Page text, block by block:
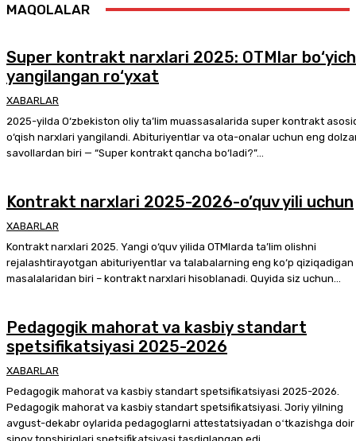
MAQOLALAR
Super kontrakt narxlari 2025: OTMlar
yangilangan ro‘yxat
XABARLAR
2025-yilda O‘zbekiston oliy ta’lim muassasalarida super kontrakt
o‘qish narxlari yangilandi. Abituriyentlar va ota-onalar uchun eng
savollardan biri — “Super kontrakt qancha bo‘ladi?”...
Kontrakt narxlari 2025-2026-o’quv yili uchun
XABARLAR
Kontrakt narxlari 2025. Yangi o‘quv yilida OTMlarda ta’lim olishni
rejalashtirayotgan abituriyentlar va talabalarning eng ko‘p qiziqadigan
masalalaridan biri – kontrakt narxlari hisoblanadi. Quyida siz uchun...
Pedagogik mahorat va kasbiy standart
spetsifikatsiyasi 2025-2026
XABARLAR
Pedagogik mahorat va kasbiy standart spetsifikatsiyasi 2025-2026.
Pedagogik mahorat va kasbiy standart spetsifikatsiyasi. Joriy yilning
avgust-dekabr oylarida pedagoglarni attestatsiyadan oʻtkazishga doir